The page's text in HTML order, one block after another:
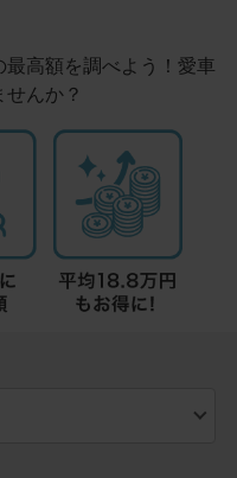
高額を調べよう！愛車
んか？